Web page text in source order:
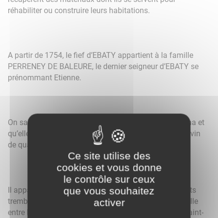
réhabiliter ou construire leurs habitations.
A partir de 1754, le fief d’EBATY appartient à la famille
PERRENEY DE BALEURE, le dernier seigneur d’EBATY se
prénommant Etienne.
On sait qu’en 1870, la superficie d’EBATY est de 217 ha et
qu’elle est alors couverte de vignes qui produisent un vin
de qualité médiocre.
Il apparait que pendant la guerre de 1870, les habitants
tremblent pour leur vie car ils se trouvent pris en tenaille
entre les Prussiens qui étaient arrivés jusqu’à Nuits-Saint-
Ce site utilise des
cookies et vous donne
le contrôle sur ceux
que vous souhaitez
activer